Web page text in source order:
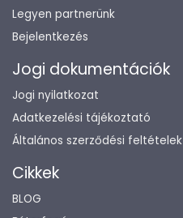
Legyen partnerünk
Bejelentkezés
Jogi dokumentációk
Jogi nyilatkozat
Adatkezelési tájékoztató
Általános szerződési feltételek
Cikkek
BLOG